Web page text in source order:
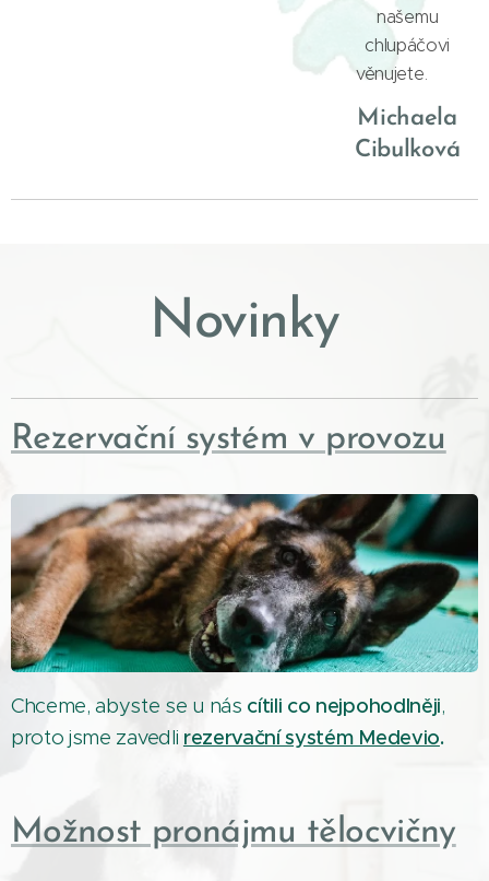
našemu
chlupáčovi
věnujete. ❤️
Michaela
Cibulková
Novinky
Rezervační systém v provozu
Chceme, abyste se u nás cítili co nejpohodlněji,
proto jsme zavedli rezervační systém Medevio.
Možnost pronájmu tělocvičny